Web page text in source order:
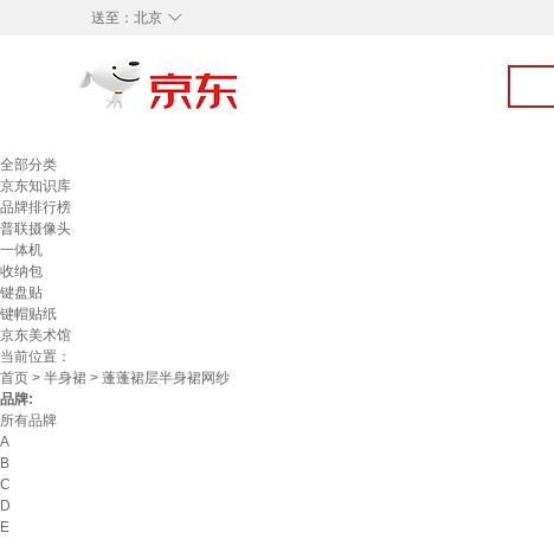
◇
送至： 北京
全部分类
京东知识库
品牌排行榜
普联摄像头
一体机
收纳包
键盘贴
键帽贴纸
京东美术馆
当前位置：
首页 > 半身裙 > 蓬蓬裙层半身裙网纱
品牌:
所有品牌
A
B
C
D
E